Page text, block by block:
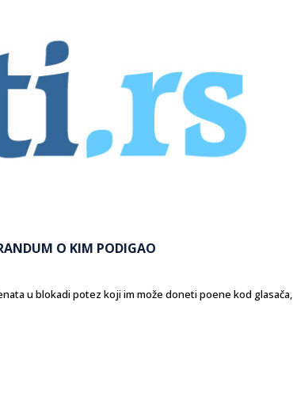
O KIM PODIGAO
u blokadi potez koji im može doneti poene kod glasača,